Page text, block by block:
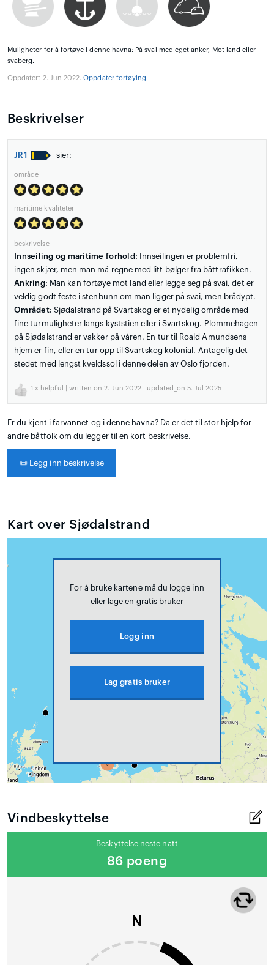
Muligheter for å fortøye i denne havna: På svai med eget anker, Mot land eller
svaberg.
Oppdatert 2. Jun 2022.Oppdater fortøying.
Beskrivelser
JR1 sier:
område
maritime kvaliteter
beskrivelse
Innseiling og maritime forhold: Innseilingen er problemfri,
ingen skjær, men man må regne med litt bølger fra båttrafikken.
Ankring: Man kan fortøye mot land eller legge seg på svai, det er
veldig godt feste i stenbunn om man ligger på svai, men brådypt.
Området: Sjødalstrand på Svartskog er et nydelig område med
fine turmuligheter langs kyststien eller i Svartskog. Plommehagen
på Sjødalstrand er vakker på våren. En tur til Roald Amundsens
hjem er fin, eller en tur opp til Svartskog kolonial. Antagelig det
stedet med lengst kveldssol i denne delen av Oslo fjorden.
1 x helpful | written on 2. Jun 2022 | updated_on 5. Jul 2025
Er du kjent i farvannet og i denne havna? Da er det til stor hjelp for
andre båtfolk om du legger til en kort beskrivelse.
📜 Legg inn beskrivelse
Kart over Sjødalstrand
For å bruke kartene må du logge inn
eller lage en gratis bruker
Logg inn
Lag gratis bruker
Vindbeskyttelse
Beskyttelse neste natt
86 poeng
N